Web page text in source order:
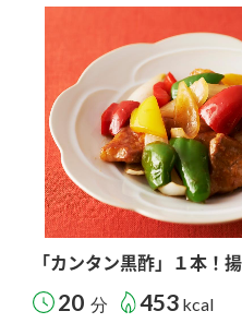
「カンタン黒酢」１本！
20 分 453 kcal